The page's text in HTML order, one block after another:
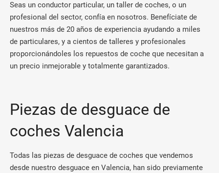
Seas un conductor particular, un taller de coches, o un
profesional del sector, confía en nosotros. Benefíciate de
nuestros más de 20 años de experiencia ayudando a miles
de particulares, y a cientos de talleres y profesionales
proporcionándoles los repuestos de coche que necesitan a
un precio inmejorable y totalmente garantizados.
Piezas de desguace de
coches Valencia
Todas las piezas de desguace de coches que vendemos
desde nuestro desguace en Valencia, han sido previamente